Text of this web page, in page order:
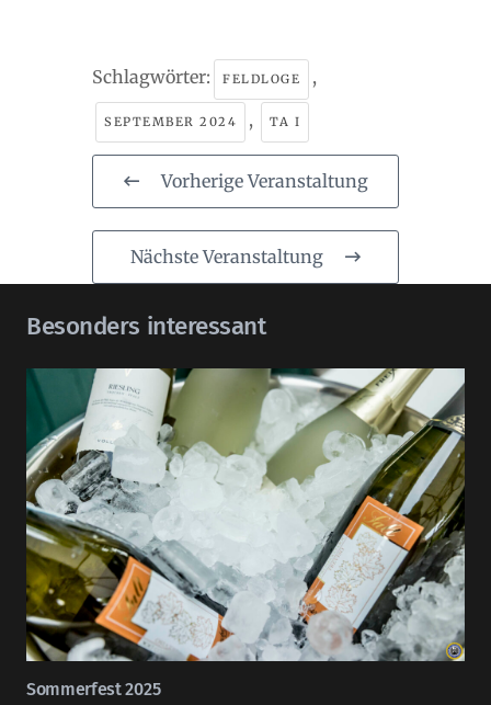
Schlagwörter: FELDLOGE ,
SEPTEMBER 2024 , TA I
Vorherige Veranstaltung
Nächste Veranstaltung
Besonders interessant
Sommerfest 2025